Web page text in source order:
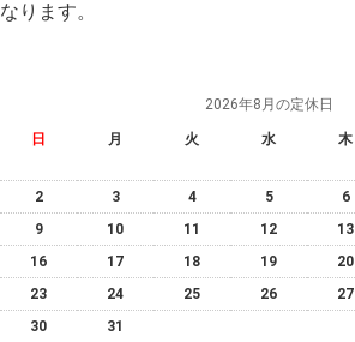
なります。
2026年8月の定休日
日 月 火 水 木
2
3 4 5 6
9
10 11 12 13
16
17 18 19 20
23
24 25 26 27
30
31